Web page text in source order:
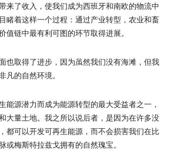
来了收入，使我们成为西班牙和南欧的物流中
睹着这样一个过程：通过产业转型，农业和畜
值链中最有利可图的环节取得进展。
也取得了进步，因为虽然我们没有海滩，但我
凡的自然环境。
能源潜力而成为能源转型的最大受益者之一，
大量土地。我之所以说后者，是因为在许多没
都可以开发可再生能源，而不会损害我们在比
或梅斯特拉兹戈拥有的自然瑰宝。